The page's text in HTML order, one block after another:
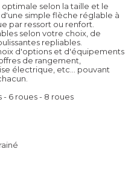
selon la taille et le
simple flèche réglable à
par ressort ou renfort.
selon votre choix, de
repliables.
d'options et d'équipements
de rangement,
électrique, etc... pouvant
6 roues - 8 roues